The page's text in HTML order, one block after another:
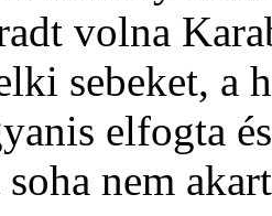
volna
sebeket, a
elfogta
nem